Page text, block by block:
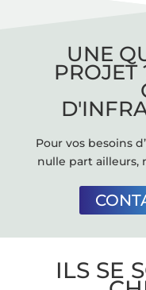
UNE
Pour vos besoins
nulle part ailleurs,
ILS SE